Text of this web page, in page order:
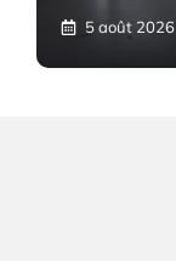
5 août 2026